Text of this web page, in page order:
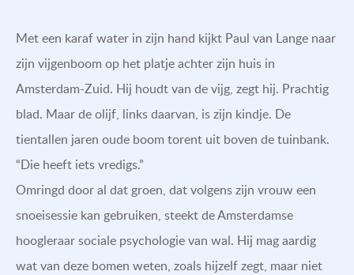
Met een karaf water in zijn hand kijkt Paul van Lange naar
zijn vijgenboom op het platje achter zijn huis in
Amsterdam-Zuid. Hij houdt van de vijg, zegt hij. Prachtig
blad. Maar de olijf, links daarvan, is zijn kindje. De
tientallen jaren oude boom torent uit boven de tuinbank.
“Die heeft iets vredigs.”
Omringd door al dat groen, dat volgens zijn vrouw een
snoeisessie kan gebruiken, steekt de Amsterdamse
hoogleraar sociale psychologie van wal. Hij mag aardig
wat van deze bomen weten, zoals hijzelf zegt, maar niet